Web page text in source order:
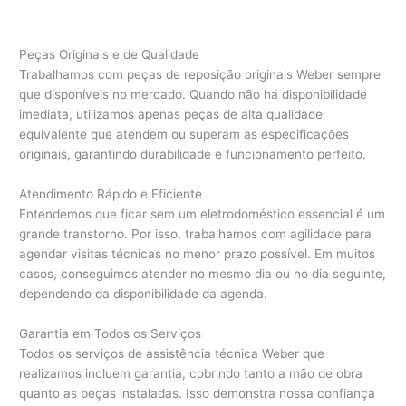
Peças Originais e de Qualidade
Trabalhamos com peças de reposição originais Weber sempre
que disponíveis no mercado. Quando não há disponibilidade
imediata, utilizamos apenas peças de alta qualidade
equivalente que atendem ou superam as especificações
originais, garantindo durabilidade e funcionamento perfeito.
Atendimento Rápido e Eficiente
Entendemos que ficar sem um eletrodoméstico essencial é um
grande transtorno. Por isso, trabalhamos com agilidade para
agendar visitas técnicas no menor prazo possível. Em muitos
casos, conseguimos atender no mesmo dia ou no dia seguinte,
dependendo da disponibilidade da agenda.
Garantia em Todos os Serviços
Todos os serviços de assistência técnica Weber que
realizamos incluem garantia, cobrindo tanto a mão de obra
quanto as peças instaladas. Isso demonstra nossa confiança